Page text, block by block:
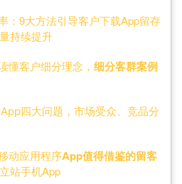
：9大方法引导客户下载App留存
持续提升
懂客户细分理念， 细分客群案例
四大问题，市场受众、竞品分
动应用程序App值得借鉴的留客
站手机App